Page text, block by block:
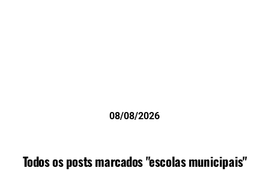
08/08/2026
Todos os posts marcados "escolas municipais"